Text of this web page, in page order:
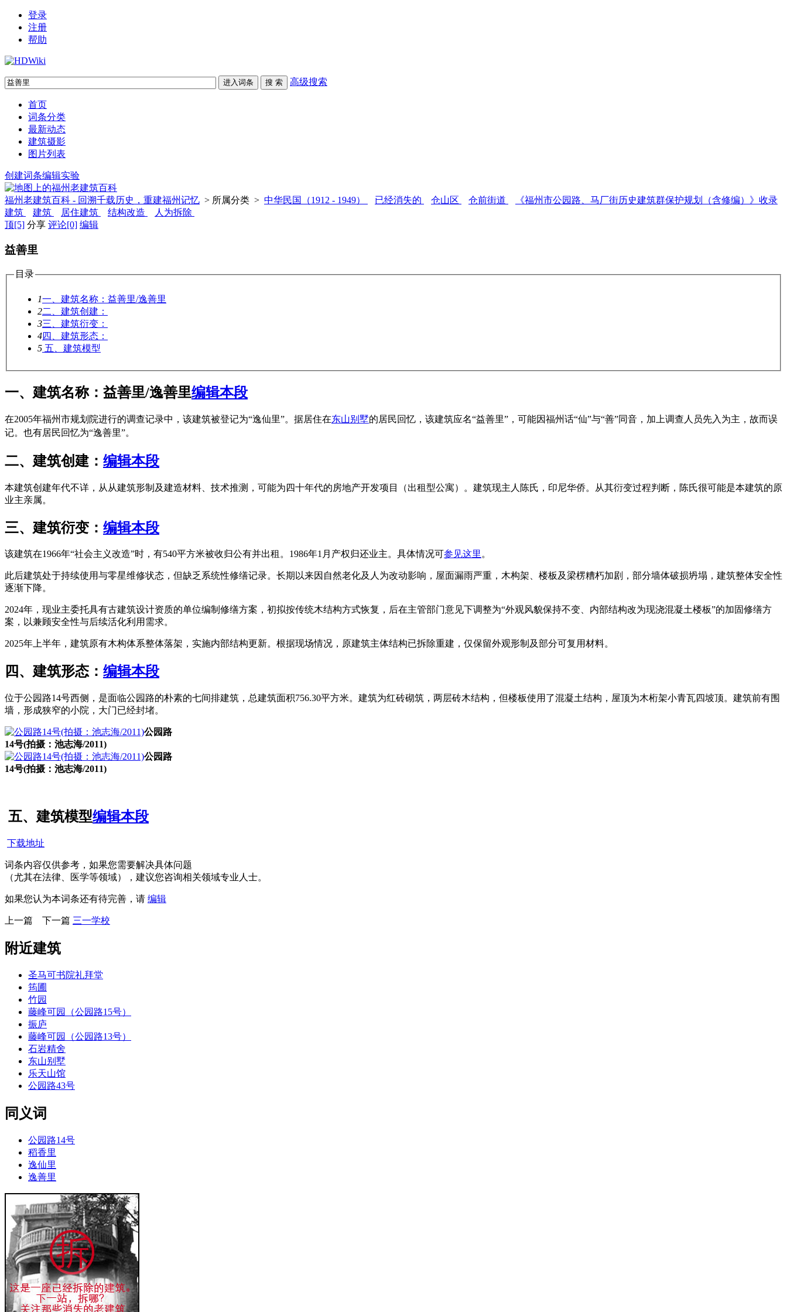
登录
注册
帮助
高级搜索
首页
词条分类
最新动态
建筑摄影
图片列表
创建词条编辑实验
福州老建筑百科 - 回溯千载历史，重建福州记忆 > 所属分类 > 中华民国（1912 - 1949） 已经消失的 仓山区 仓前街道
《福州市公园路、马厂街历史建筑群保护规划（含修编）》收录
建筑
建筑 居住建筑 结构改造
人为拆除
顶[5] 分享 评论[0] 编辑
益善里
目录
1一、建筑名称：益善里/逸善里
2二、建筑创建：
3三、建筑衍变：
4四、建筑形态：
5 五、建筑模型
一、建筑名称：益善里/逸善里编辑本段
在2005年福州市规划院进行的调查记录中，该建筑被登记为“逸仙里”。据居住在东山别墅的居民回忆，该建筑应名“益善里”，可能因福州话“仙”与“善”同音，加上调查人员先入为主，故而误
记。也有居民回忆为“逸善里”。
二、建筑创建： 编辑本段
本建筑创建年代不详，从从建筑形制及建造材料、技术推测，可能为四十年代的房地产开发项目（出租型公寓）。建筑现主人陈氏，印尼华侨。从其衍变过程判断，陈氏很可能是本建筑的原
业主亲属。
三、建筑衍变： 编辑本段
该建筑在1966年“社会主义改造”时，有540平方米被收归公有并出租。1986年1月产权归还业主。具体情况可 参见这里。
此后建筑处于持续使用与零星维修状态，但缺乏系统性修缮记录。长期以来因自然老化及人为改动影响，屋面漏雨严重，木构架、楼板及梁楞糟朽加剧，部分墙体破损坍塌，建筑整体安全性
逐渐下降。
2024年，现业主委托具有古建筑设计资质的单位编制修缮方案，初拟按传统木结构方式恢复，后在主管部门意见下调整为“外观风貌保持不变、内部结构改为现浇混凝土楼板”的加固修缮方
案，以兼顾安全性与后续活化利用需求。
2025年上半年，建筑原有木构体系整体落架，实施内部结构更新。根据现场情况，原建筑主体结构已拆除重建，仅保留外观形制及部分可复用材料。
四、建筑形态： 编辑本段
位于公园路14号西侧，是面临公园路的朴素的七间排建筑，总建筑面积756.30平方米。建筑为红砖砌筑，两层砖木结构，但楼板使用了混凝土结构，屋顶为木桁架小青瓦四坡顶。建筑前有围
墙，形成狭窄的小院，大门已经封堵。
公园路
14号(拍摄：池志海/2011)
公园路
14号(拍摄：池志海/2011)
五、建筑模型编辑本段
下载地址
词条内容仅供参考，如果您需要解决具体问题
（尤其在法律、医学等领域），建议您咨询相关领域专业人士。
如果您认为本词条还有待完善，请 编辑
上一篇 下一篇 三一学校
附近建筑
圣马可书院礼拜堂
筠圃
竹园
藤峰可园（公园路15号）
振庐
藤峰可园（公园路13号）
石岩精舍
东山别墅
乐天山馆
公园路43号
同义词
公园路14号
稻香里
逸仙里
逸善里